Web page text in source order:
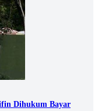
Dihukum Bayar